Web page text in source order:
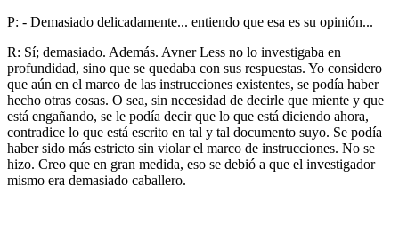
P: - Demasiado delicadamente... entiendo que esa es su opinión...
R: Sí; demasiado. Además. Avner Less no lo investigaba en
profundidad, sino que se quedaba con sus respuestas. Yo considero
que aún en el marco de las instrucciones existentes, se podía haber
hecho otras cosas. O sea, sin necesidad de decirle que miente y que
está engañando, se le podía decir que lo que está diciendo ahora,
contradice lo que está escrito en tal y tal documento suyo. Se podía
haber sido más estricto sin violar el marco de instrucciones. No se
hizo. Creo que en gran medida, eso se debió a que el investigador
mismo era demasiado caballero.